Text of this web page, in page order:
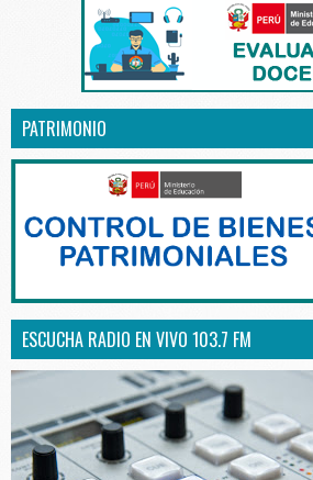
PATRIMONIO
ESCUCHA RADIO EN VIVO 103.7 FM